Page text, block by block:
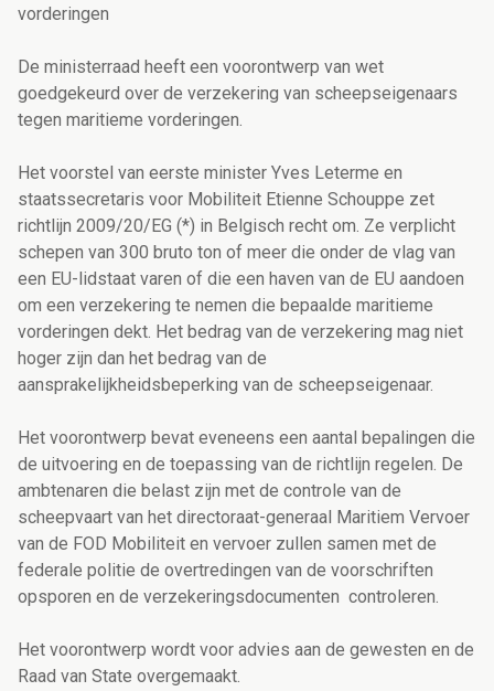
vorderingen
De ministerraad heeft een voorontwerp van wet
goedgekeurd over de verzekering van scheepseigenaars
tegen maritieme vorderingen.
Het voorstel van eerste minister Yves Leterme en
staatssecretaris voor Mobiliteit Etienne Schouppe zet
richtlijn 2009/20/EG (*) in Belgisch recht om. Ze verplicht
schepen van 300 bruto ton of meer die onder de vlag van
een EU-lidstaat varen of die een haven van de EU aandoen
om een verzekering te nemen die bepaalde maritieme
vorderingen dekt. Het bedrag van de verzekering mag niet
hoger zijn dan het bedrag van de
aansprakelijkheidsbeperking van de scheepseigenaar.
Het voorontwerp bevat eveneens een aantal bepalingen die
de uitvoering en de toepassing van de richtlijn regelen. De
ambtenaren die belast zijn met de controle van de
scheepvaart van het directoraat-generaal Maritiem Vervoer
van de FOD Mobiliteit en vervoer zullen samen met de
federale politie de overtredingen van de voorschriften
opsporen en de verzekeringsdocumenten controleren.
Het voorontwerp wordt voor advies aan de gewesten en de
Raad van State overgemaakt.